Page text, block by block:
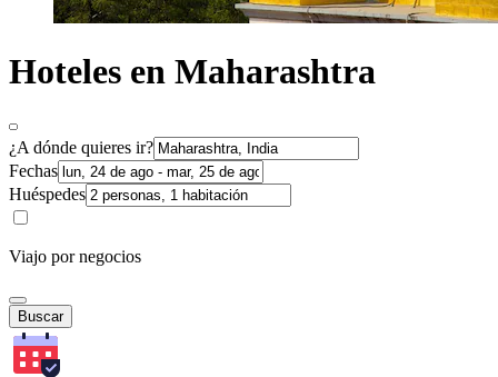
Hoteles en Maharashtra
¿A dónde quieres ir?
Fechas
Huéspedes
Viajo por negocios
Buscar